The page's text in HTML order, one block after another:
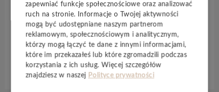
Specyfikacja techniczna
Parkiet MEISTERnazywany jestLonglife, ponieważ
jego specjalne właściwości techniczne sprawiają, że
podłoga ta jest
niezwykle trwała.
zapewniać funkcje społecznościowe oraz analizować
ruch na stronie. Informacje o Twojej aktywności
mogą być udostępniane naszym partnerom
reklamowym, społecznościowym i analitycznym,
którzy mogą łączyć te dane z innymi informacjami,
które im przekazałeś lub które zgromadzili podczas
korzystania z ich usług. Więcej szczegółów
znajdziesz w naszej Polityce prywatności